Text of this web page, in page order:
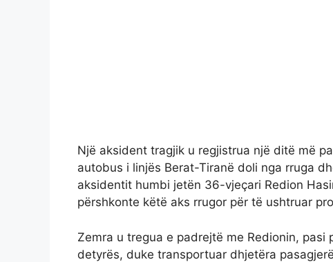
Një aksident tragjik u regjistrua një ditë më
autobus i linjës Berat-Tiranë doli nga rruga
aksidentit humbi jetën 36-vjeçari Redion
përshkonte këtë aks rrugor për të ushtruar
Zemra u tregua e padrejtë me Redionin,
detyrës, duke transportuar dhjetëra